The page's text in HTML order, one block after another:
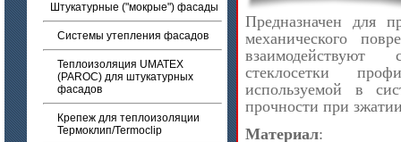
Штукатурные ("мокрые") фасады
Системы утепления фасадов
Теплоизоляция UMATEX
(PAROC) для штукатурных
фасадов
Крепеж для теплоизоляции
Термоклип/Termoclip
Предназначен для
механического
стеклосетки
используемой в
прочности при
Материал: